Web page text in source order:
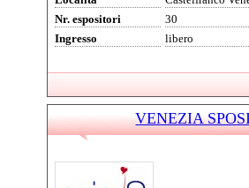
Nr. espositori
30
Ingresso
libero
VENEZIA